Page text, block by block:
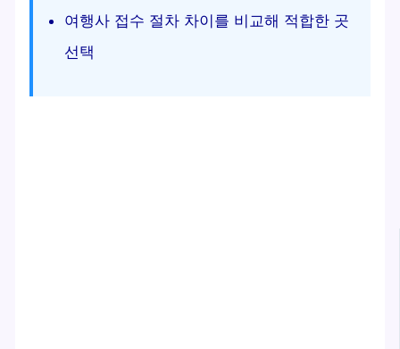
여행사 접수 절차 차이를 비교해 적합한 곳
선택